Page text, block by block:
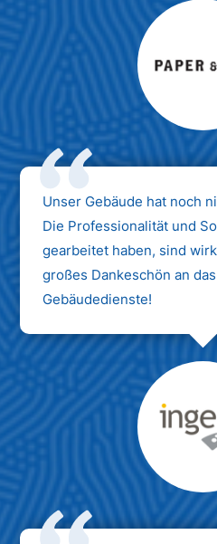
Max
Unser Gebäude hat noch
Die Professionalität und
gearbeitet haben, sind
großes Dankeschön an
Gebäudedienste!
Max